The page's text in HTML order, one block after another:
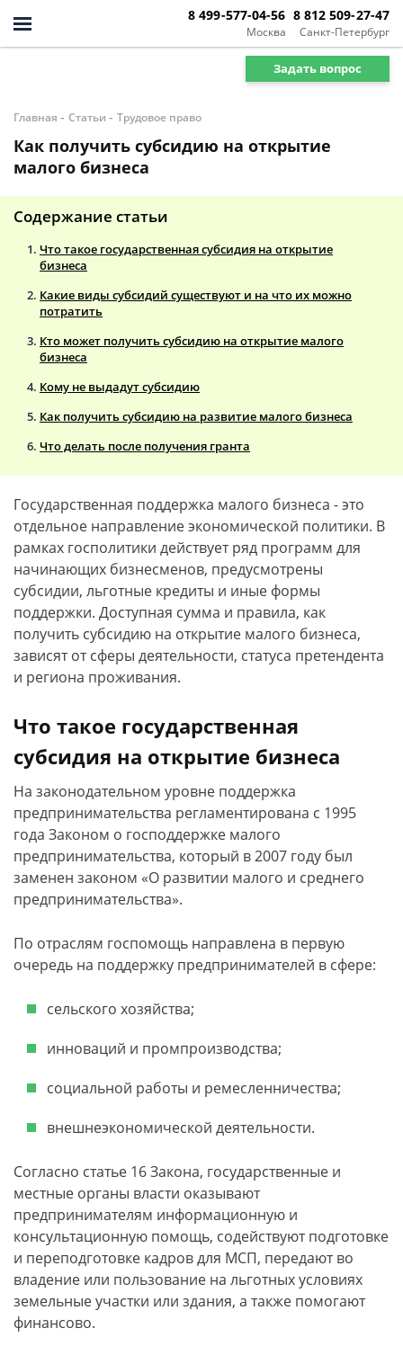
Москва
8 499-577-04-56
Санкт-Петербург
8 812 509-27-47
Задать вопрос
Главная - Статьи - Трудовое право
Как получить субсидию на открытие
малого бизнеса
Содержание статьи
Что такое государственная субсидия на открытие
бизнеса
Какие виды субсидий существуют и на что их можно
потратить
Кто может получить субсидию на открытие малого
бизнеса
Кому не выдадут субсидию
Как получить субсидию на развитие малого бизнеса
Что делать после получения гранта
Государственная поддержка малого бизнеса - это
отдельное направление экономической политики. В
рамках госполитики действует ряд программ для
начинающих бизнесменов, предусмотрены
субсидии, льготные кредиты и иные формы
поддержки. Доступная сумма и правила, как
получить субсидию на открытие малого бизнеса,
зависят от сферы деятельности, статуса претендента
и региона проживания.
Что такое государственная
субсидия на открытие бизнеса
На законодательном уровне поддержка
предпринимательства регламентирована с 1995
года Законом о господдержке малого
предпринимательства, который в 2007 году был
заменен законом «О развитии малого и среднего
предпринимательства».
По отраслям госпомощь направлена в первую
очередь на поддержку предпринимателей в сфере:
сельского хозяйства;
инноваций и промпроизводства;
социальной работы и ремесленничества;
внешнеэкономической деятельности.
Согласно статье 16 Закона, государственные и
местные органы власти оказывают
предпринимателям информационную и
консультационную помощь, содействуют подготовке
и переподготовке кадров для МСП, передают во
владение или пользование на льготных условиях
земельные участки или здания, а также помогают
финансово.